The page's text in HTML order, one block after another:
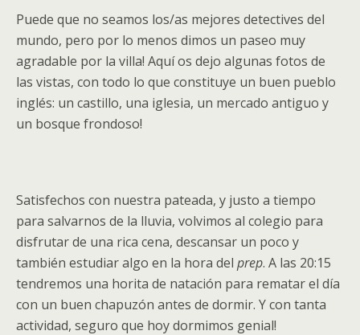
Puede que no seamos los/as mejores detectives del
mundo, pero por lo menos dimos un paseo muy
agradable por la villa! Aquí os dejo algunas fotos de
las vistas, con todo lo que constituye un buen pueblo
inglés: un castillo, una iglesia, un mercado antiguo y
un bosque frondoso!
Satisfechos con nuestra pateada, y justo a tiempo
para salvarnos de la lluvia, volvimos al colegio para
disfrutar de una rica cena, descansar un poco y
también estudiar algo en la hora del prep. A las 20:15
tendremos una horita de natación para rematar el día
con un buen chapuzón antes de dormir. Y con tanta
actividad, seguro que hoy dormimos genial!